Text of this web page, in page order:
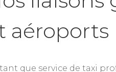
aéroports
que service de taxi